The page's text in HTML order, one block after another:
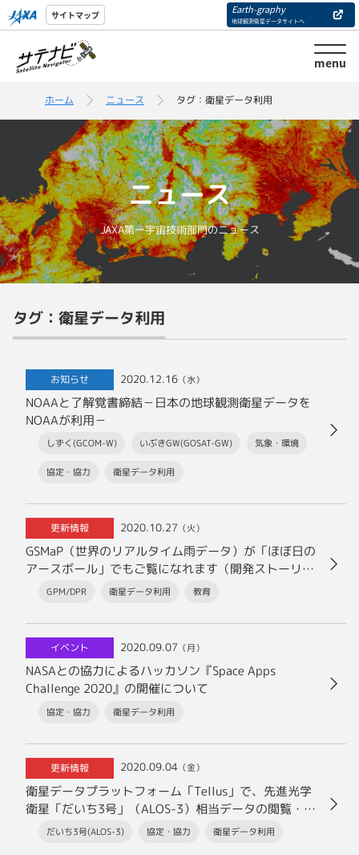
サイトマップ Earth-graphy
地球観測衛星データサイトへ
menu
ホーム ニュース タグ：衛星データ利用
ニュース
JAXA第一宇宙技術部門のニュース
タグ：衛星データ利用
お知らせ 2020.12.16 （水）
NOAAと了解覚書締結－日本の地球観測衛星データを
NOAAが利用－
しずく(GCOM-W) いぶきGW(GOSAT-GW) 気象・環境
協定・協力 衛星データ利用
更新情報 2020.10.27 （火）
GSMaP（世界のリアルタイム雨データ）が「ほぼ日の
アースボール」でもご覧になれます（開発ストーリ
ー）GPM/DPR 衛星データ利用 教育
イベント 2020.09.07 （月）
NASAとの協力によるハッカソン『Space Apps
Challenge 2020』の開催について
協定・協力 衛星データ利用
更新情報 2020.09.04 （金）
衛星データプラットフォーム「Tellus」で、先進光学
衛星「だいち3号」（ALOS-3）相当データの閲覧・解
析が可能に
だいち3号(ALOS-3) 協定・協力 衛星データ利用